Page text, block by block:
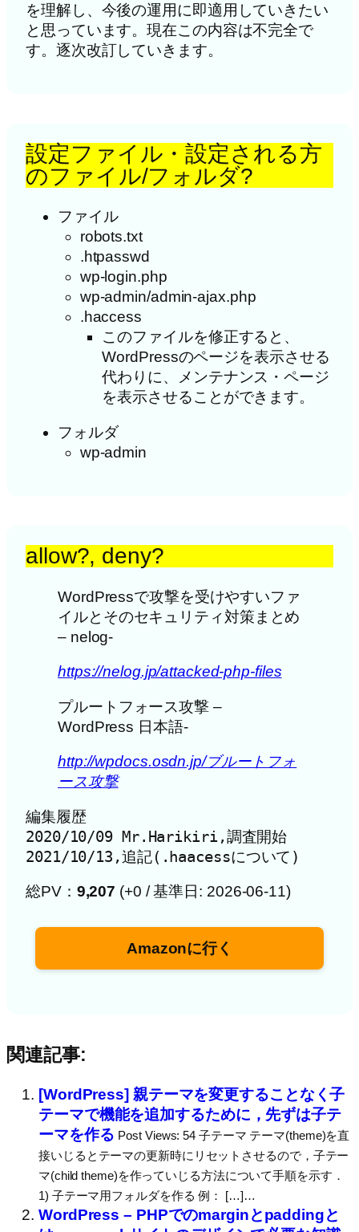
を理解し、今後の運用に即適用していきたい
と思っています。現在この内容は不完全で
す。逐次改訂していきます。
設定ファイル・設定される方
のファイル/フォルダ?
ファイル
robots.txt
.htpasswd
wp-login.php
wp-admin/admin-ajax.php
.haccess
このファイルを修正すると、
WordPressのページを表示させる
代わりに、メンテナンス・ページ
を表示させることができます。
フォルダ
wp-admin
allow?, deny?
WordPressで攻撃を受けやすいファ
イルとそのセキュリティ対策まとめ
– nelog-
https://nelog.jp/attacked-php-files
プルートフォース攻撃 –
WordPress 日本語-
http://wpdocs.osdn.jp/ブルートフォ
ース攻撃
編集履歴
2020/10/09 Mr.Harikiri,調査開始
2021/10/13,追記(.haacessについて)
総PV： 9,207 (+0 / 基準日: 2026-06-11)
Amazonに行く
関連記事:
[WordPress] 親テーマを変更することなく子
テーマで機能を追加するために，先ずは子テ
ーマを作る Post Views: 54 子テーマ テーマ(theme)を直
接いじるとテーマの更新時にリセットさせるので，子テー
マ(child theme)を作っていじる方法について手順を示す．
1) 子テーマ用フォルダを作る 例： […]…
WordPress – PHPでのmarginとpaddingと